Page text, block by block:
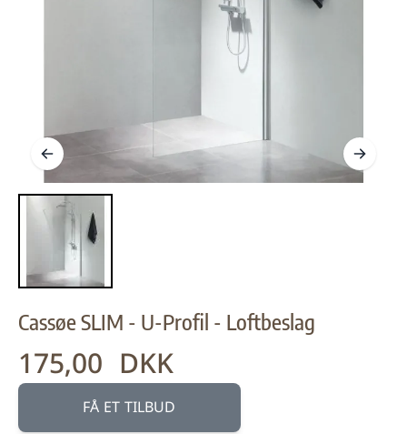
Cassøe SLIM - U-Profil - Loftbeslag
Fra:
175,00 DKK
FÅ ET TILBUD